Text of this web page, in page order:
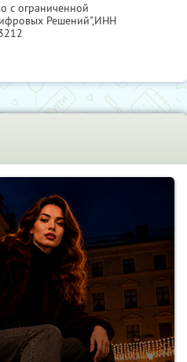
с ограниченной
Решений",ИНН